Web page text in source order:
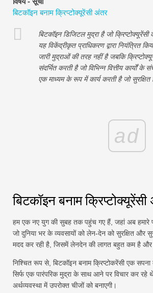
वित्तीय मॉडलिंग ट्यूटोरियल
पूर्ण प्रपत्र
जोखिम प्रबंधन ट्यूटोरियल
बिटकॉइन बनाम क्रिप्टोक्यूरेंसी अंतर
बिटकॉइन डिजिटल मुद्रा है जो
यह विकेंद्रीकृत प्राधिकरण द्वारा नियंत्रित
जारी मुद्राओं की तरह नहीं है जबकि
संदर्भित करती है जो विभिन्न वित्तीय कार्यों के
एक माध्यम के रूप में कार्य करती है जो
ad
बिटकॉइन बनाम
हम एक नए युग की सुबह तक पहुंच गए हैं, जहां अब हमारे
जो दुनिया भर के व्यवसायों को लेन-देन को सुरक्षित और
मदद कर रही है, जिसमें लेनदेन की लागत बहुत कम है
निश्चित रूप से, बिटकॉइन बनाम क्रिप्टोकरेंसी एक
सिर्फ एक पारंपरिक मुद्रा के साथ आने पर विचार कर रहे
अर्थव्यवस्था में उपरोक्त चीजों को बनाएगी।